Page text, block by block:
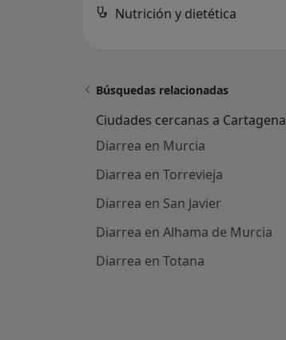
Nutrición y dietética
Búsquedas relacionadas
Ciudades cercanas a Cartagena
Diarrea en Murcia
Diarrea en Torrevieja
Diarrea en San Javier
Diarrea en Alhama de Murcia
Diarrea en Totana